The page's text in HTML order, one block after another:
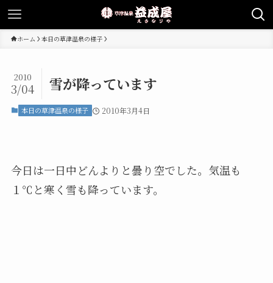
ホーム 本日の草津温泉の様子
雪が降っています
2010
3/04
本日の草津温泉の様子 2010年3月4日
今日は一日中どんよりと曇り空でした。気温も
１℃と寒く雪も降っています。